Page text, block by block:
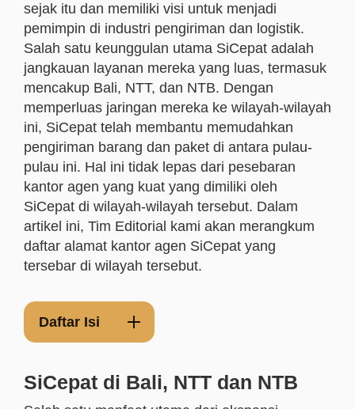
sejak itu dan memiliki visi untuk menjadi
pemimpin di industri pengiriman dan logistik.
Salah satu keunggulan utama SiCepat adalah
jangkauan layanan mereka yang luas, termasuk
mencakup Bali, NTT, dan NTB. Dengan
memperluas jaringan mereka ke wilayah-wilayah
ini, SiCepat telah membantu memudahkan
pengiriman barang dan paket di antara pulau-
pulau ini. Hal ini tidak lepas dari pesebaran
kantor agen yang kuat yang dimiliki oleh
SiCepat di wilayah-wilayah tersebut. Dalam
artikel ini, Tim Editorial kami akan merangkum
daftar alamat kantor agen SiCepat yang
tersebar di wilayah tersebut.
Daftar Isi
SiCepat di Bali, NTT dan NTB